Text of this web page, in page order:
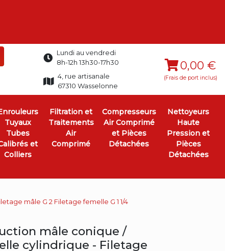
Lundi au vendredi
8h-12h 13h30-17h30
4, rue artisanale
67310 Wasselonne
0,00 €
(Frais de port inclus)
Tuyaux
Tubes
et
Colliers
Filtration et
Traitements
Air
Comprimé
Compresseurs
Air Comprimé
et Pièces
Détachées
Nettoyeurs
Haute
Pression et
Pièces
Détachées
mâle G 2 Filetage femelle G 1 1/4
mâle conique /
cylindrique - Filetage